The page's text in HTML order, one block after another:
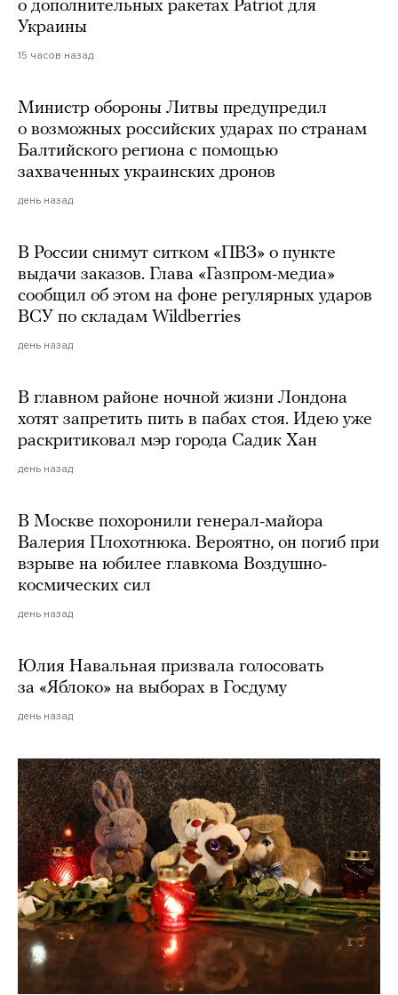
о дополнительных ракетах Patriot для
Украины
15 часов назад
Министр обороны Литвы предупредил
о возможных российских ударах по странам
Балтийского региона с помощью
захваченных украинских дронов
день назад
В России снимут ситком «ПВЗ» о пункте
выдачи заказов. Глава «Газпром-медиа»
сообщил об этом на фоне регулярных ударов
ВСУ по складам Wildberries
день назад
В главном районе ночной жизни Лондона
хотят запретить пить в пабах стоя. Идею уже
раскритиковал мэр города Садик Хан
день назад
В Москве похоронили генерал-майора
Валерия Плохотнюка. Вероятно, он погиб при
взрыве на юбилее главкома Воздушно-
космических сил
день назад
Юлия Навальная призвала голосовать
за «Яблоко» на выборах в Госдуму
день назад